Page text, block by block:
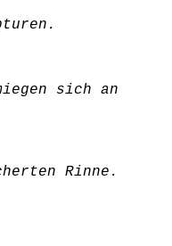
sich an
Rinne.